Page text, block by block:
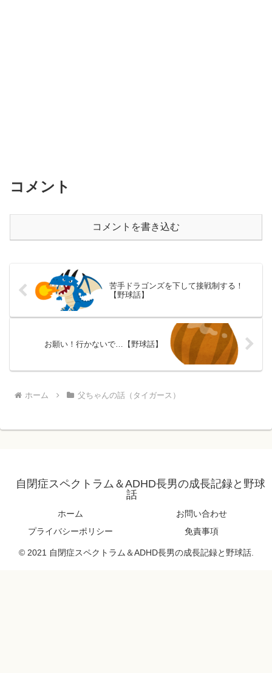
コメント
コメントを書き込む
苦手ドラゴンズを下して接戦制する！
【野球話】
お願い！行かないで…【野球話】
ホーム 父ちゃんの話（タイガース）
自閉症スペクトラム＆ADHD長男の成長記録と野球
話
ホーム
お問い合わせ
プライバシーポリシー
免責事項
© 2021 自閉症スペクトラム＆ADHD長男の成長記録と野球話.